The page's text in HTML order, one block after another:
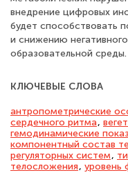
внедрение цифровых
будет способствовать
и снижению
образовательной среды.
КЛЮЧЕВЫЕ СЛОВА
антропометрические
сердечного ритма,
гемодинамические
компонентный состав
регуляторных систем,
телосложения, уровень